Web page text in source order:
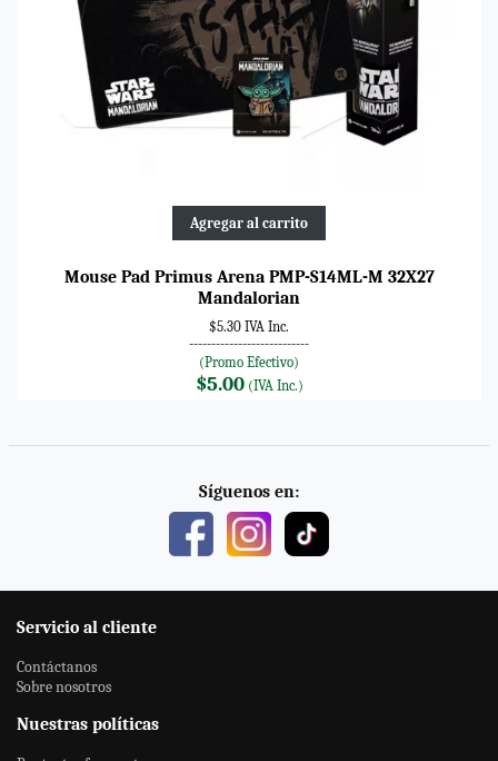
Agregar al carrito
Mouse Pad Primus Arena PMP-S14ML-M 32X27
Mandalorian
$5.30 IVA Inc.
---------------------------
(Promo Efectivo)
$5.00(IVA Inc.)
Síguenos en:
Servicio al cliente
Contáctanos
Sobre nosotros
Nuestras políticas